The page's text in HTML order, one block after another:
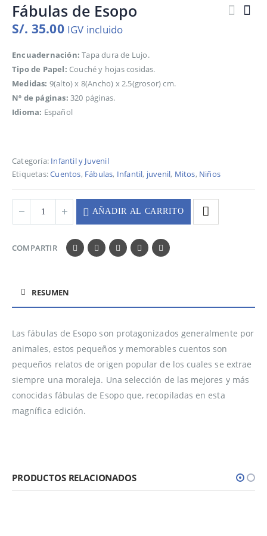
Fábulas de Esopo
S/. 35.00 IGV incluido
Encuadernación: Tapa dura de Lujo.
Tipo de Papel: Couché y hojas cosidas.
Medidas: 9(alto) x 8(Ancho) x 2.5(grosor) cm.
Nº de páginas: 320 páginas.
Idioma: Español
Categoría: Infantil y Juvenil
Etiquetas:Cuentos, Fábulas, Infantil, juvenil, Mitos, Niños
AÑADIR AL CARRITO
COMPARTIR
RESUMEN
Las fábulas de Esopo son protagonizados generalmente por
animales, estos pequeños y memorables cuentos son
pequeños relatos de origen popular de los cuales se extrae
siempre una moraleja. Una selección de las mejores y más
conocidas fábulas de Esopo que, recopiladas en esta
magnífica edición.
PRODUCTOS RELACIONADOS